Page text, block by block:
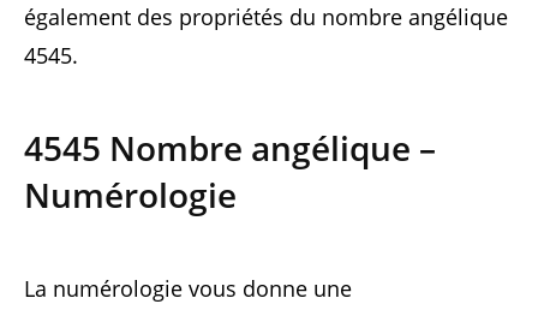
également des propriétés du nombre angélique
4545.
4545 Nombre angélique –
Numérologie
La numérologie vous donne une